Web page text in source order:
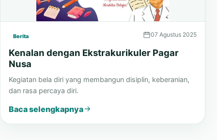
Berita
Kenalan dengan Ekstrakurikuler Pagar
Nusa
Kegiatan bela diri yang membangun disiplin, keberanian,
dan rasa percaya diri.